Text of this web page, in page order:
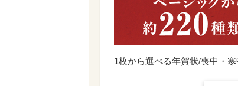
1枚から選べる年賀状/喪中・